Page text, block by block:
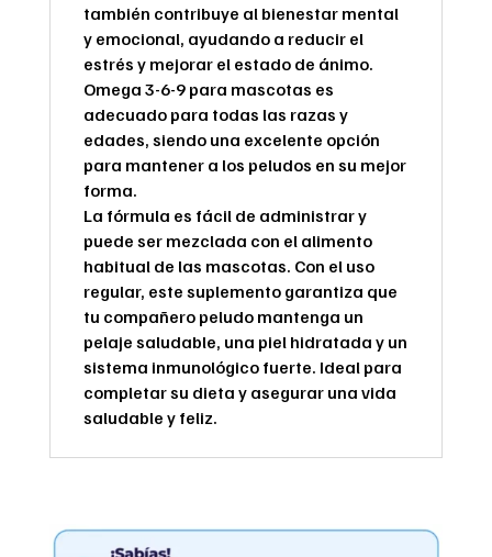
también contribuye al bienestar mental
y emocional, ayudando a reducir el
estrés y mejorar el estado de ánimo.
Omega 3-6-9 para mascotas es
adecuado para todas las razas y
edades, siendo una excelente opción
para mantener a los peludos en su mejor
forma.
La fórmula es fácil de administrar y
puede ser mezclada con el alimento
habitual de las mascotas. Con el uso
regular, este suplemento garantiza que
tu compañero peludo mantenga un
pelaje saludable, una piel hidratada y un
sistema inmunológico fuerte. Ideal para
completar su dieta y asegurar una vida
saludable y feliz.